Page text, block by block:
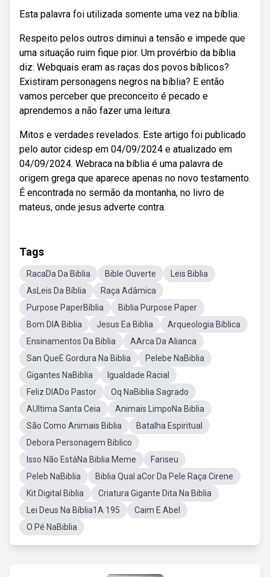
Esta palavra foi utilizada somente uma vez na bíblia.
Respeito pelos outros diminui a tensão e impede que
uma situação ruim fique pior. Um provérbio da bíblia
diz: Webquais eram as raças dos povos bíblicos?
Existiram personagens negros na bíblia? E então
vamos perceber que preconceito é pecado e
aprendemos a não fazer uma leitura.
Mitos e verdades revelados. Este artigo foi publicado
pelo autor cidesp em 04/09/2024 e atualizado em
04/09/2024. Webraca na bíblia é uma palavra de
origem grega que aparece apenas no novo testamento.
É encontrada no sermão da montanha, no livro de
mateus, onde jesus adverte contra.
Tags
RacaDa Da Biblia Bible Ouverte
Leis Biblia
AsLeis Da Bíblia
Raça Adâmica
Purpose PaperBíblia
Biblia Purpose Paper
Bom DIA Biblia
Jesus Ea Biblia
Arqueologia Bíblica
Ensinamentos Da Biblia
AArca Da Alianca
San QueE Gordura Na Biblia
Pelebe NaBiblia
Gigantes NaBiblia
Igualdade Racial
Feliz DIADo Pastor
Oq NaBiblia Sagrado
AUltima Santa Ceia
Animais LimpoNa Biblia
São Como Animais Biblia
Batalha Espiritual
Debora Personagem Biblico
Isso Não EstáNa Biblia Meme
Fariseu
Peleb NaBiblia
Biblia Qual aCor Da Pele Raça Cirene
Kit Digital Biblia
Criatura Gigante Dita Na Biblia
Lei Deus Na Bíblia1A 195
Caim E Abel
O Pé NaBiblia